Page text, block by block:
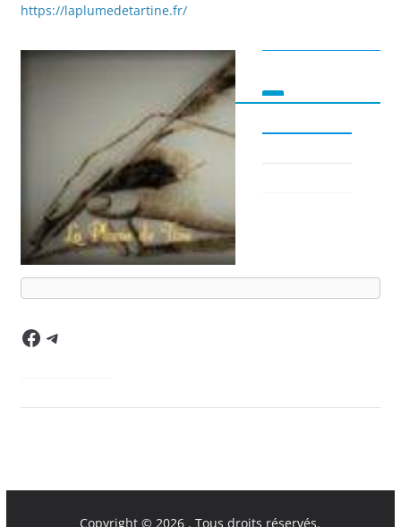
https://laplumedetartine.fr/
Facebook Telegram
Copyright © 2026 . Tous droits réservés.